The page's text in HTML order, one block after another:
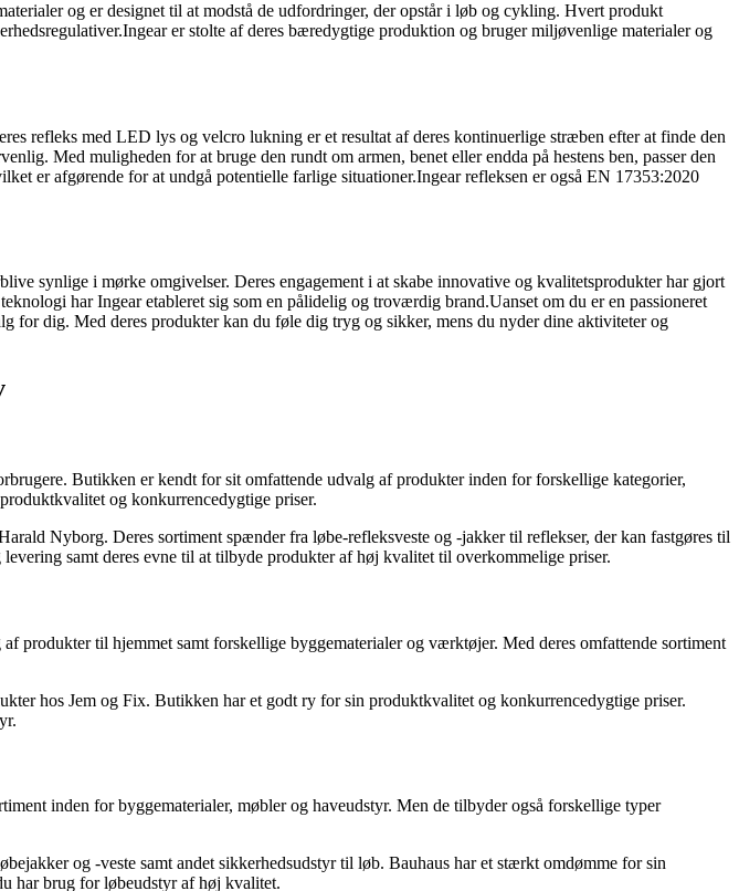
og er designet til at modstå de udfordringer, der opstår i løb og cykling. Hvert produkt
er stolte af deres bæredygtige produktion og bruger miljøvenlige materialer og
refleks med LED lys og velcro lukning er et resultat af deres kontinuerlige stræben efter at finde den
Med muligheden for at bruge den rundt om armen, benet eller endda på hestens ben, passer den
er afgørende for at undgå potentielle farlige situationer.Ingear refleksen er også EN 17353:2020
synlige i mørke omgivelser. Deres engagement i at skabe innovative og kvalitetsprodukter har gjort
har Ingear etableret sig som en pålidelig og troværdig brand.Uanset om du er en passioneret
for dig. Med deres produkter kan du føle dig tryg og sikker, mens du nyder dine aktiviteter og
Butikken er kendt for sit omfattende udvalg af produkter inden for forskellige kategorier,
og konkurrencedygtige priser.
Nyborg. Deres sortiment spænder fra løbe-refleksveste og -jakker til reflekser, der kan fastgøres til
samt deres evne til at tilbyde produkter af høj kvalitet til overkommelige priser.
produkter til hjemmet samt forskellige byggematerialer og værktøjer. Med deres omfattende sortiment
hos Jem og Fix. Butikken har et godt ry for sin produktkvalitet og konkurrencedygtige priser.
inden for byggematerialer, møbler og haveudstyr. Men de tilbyder også forskellige typer
og -veste samt andet sikkerhedsudstyr til løb. Bauhaus har et stærkt omdømme for sin
har brug for løbeudstyr af høj kvalitet.